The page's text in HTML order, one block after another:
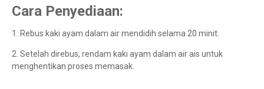
Cara Penyediaan:
1. Rebus kaki ayam dalam air mendidih selama 20 minit.
2. Setelah direbus, rendam kaki ayam dalam air ais untuk
menghentikan proses memasak.